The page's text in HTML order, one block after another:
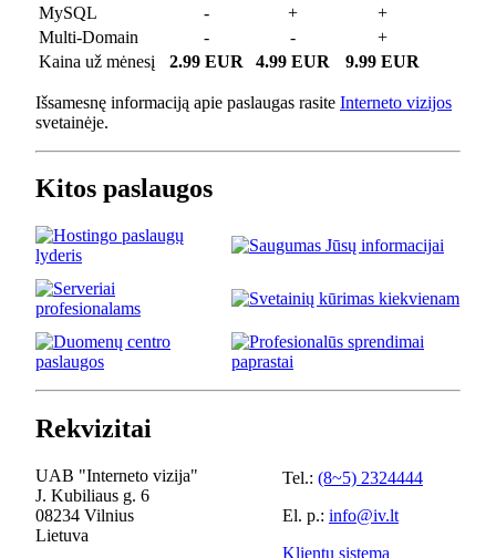
MySQL
- +
+
Multi-Domain
- -
+
Kaina už mėnesį
2.99 EUR 4.99 EUR 9.99 EUR
Išsamesnę informaciją apie paslaugas rasite Interneto vizijos
svetainėje.
Kitos paslaugos
Rekvizitai
UAB "Interneto vizija"
J. Kubiliaus g. 6
08234 Vilnius
Lietuva
Tel.: (8~5) 2324444
El. p.: info@iv.lt
Klientų sistema